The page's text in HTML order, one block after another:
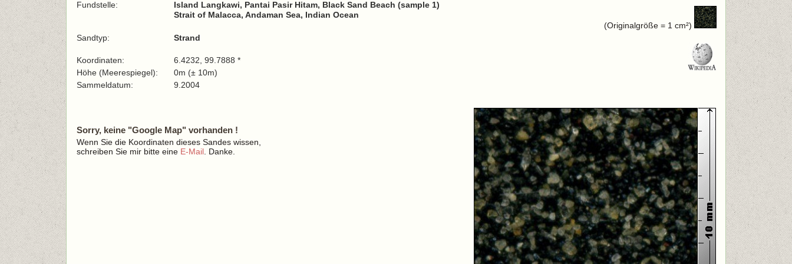
(Originalgröße = 1 cm²)
Fundstelle:
Island Langkawi, Pantai Pasir Hitam, Black Sand Beach (sample 1)
Strait of Malacca, Andaman Sea, Indian Ocean
Sandtyp: Strand
Koordinaten:
6.4232, 99.7888 *
Höhe (Meerespiegel):
0m (± 10m)
Sammeldatum:
9.2004
Sorry, keine "Google Map" vorhanden !
Wenn Sie die Koordinaten dieses Sandes wissen,
schreiben Sie mir bitte eine E-Mail . Danke.